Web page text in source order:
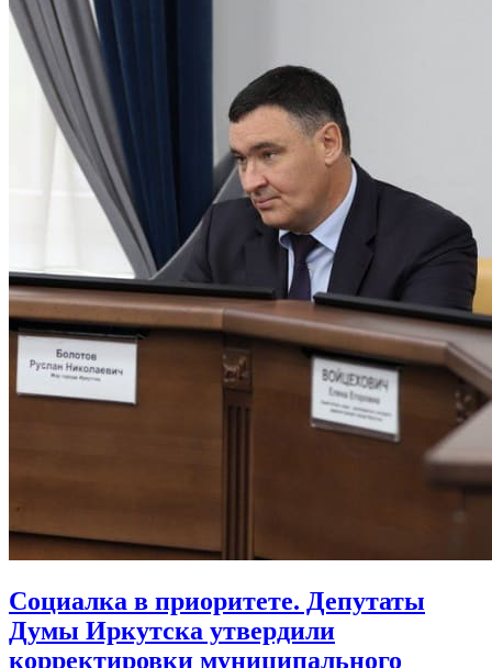
Социалка в приоритете. Депутаты
Думы Иркутска утвердили
корректировки муниципального